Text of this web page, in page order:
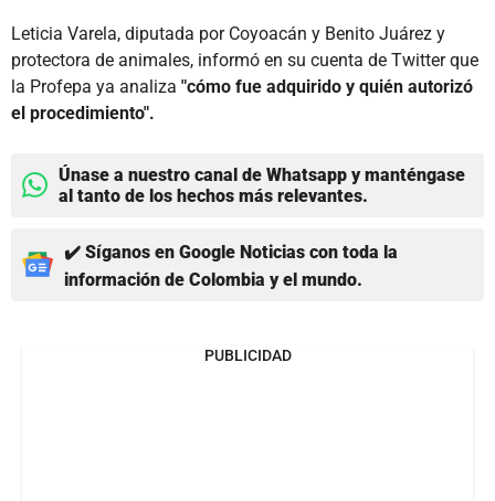
Leticia Varela, diputada por Coyoacán y Benito Juárez y
protectora de animales, informó en su cuenta de Twitter que
la Profepa ya analiza "cómo fue adquirido y quién autorizó
el procedimiento".
Únase a nuestro canal de Whatsapp y manténgase
al tanto de los hechos más relevantes.
✔️ Síganos en Google Noticias con toda la
información de Colombia y el mundo.
PUBLICIDAD